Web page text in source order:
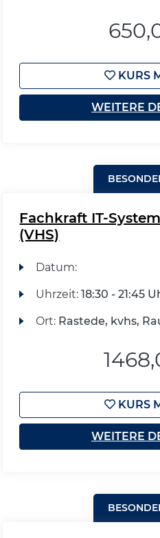
KURS
WEITERE
Fachkraft IT-
(VHS)
Datum:
Uhrzeit: 18:30 - 21:45
Ort: Rastede, kvhs,
KURS
WEITERE